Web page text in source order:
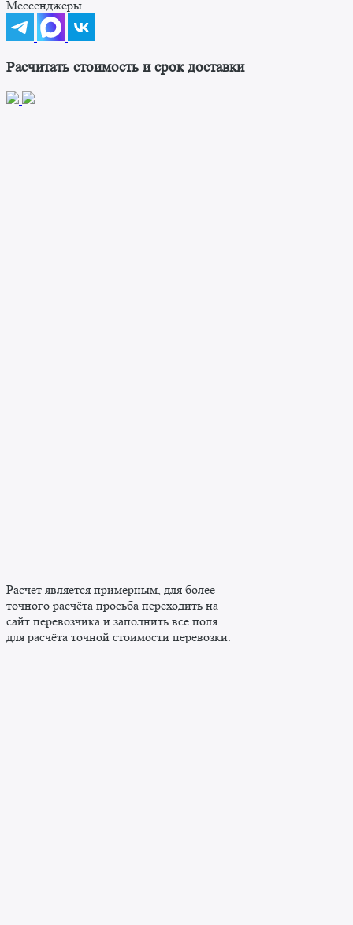
Мессенджеры
Расчитать стоимость и срок доставки
Расчёт является примерным, для более
точного расчёта просьба переходить на
сайт перевозчика и заполнить все поля
для расчёта точной стоимости перевозки.